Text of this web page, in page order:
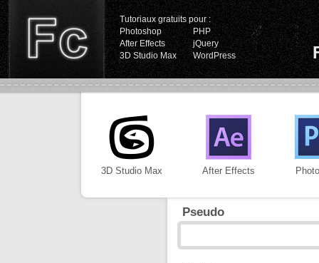
Tutoriaux gratuits pour :
Photoshop
PHP
After Effects
jQuery
3D Studio Max
WordPress
3D Studio Max After Effects
Pseudo